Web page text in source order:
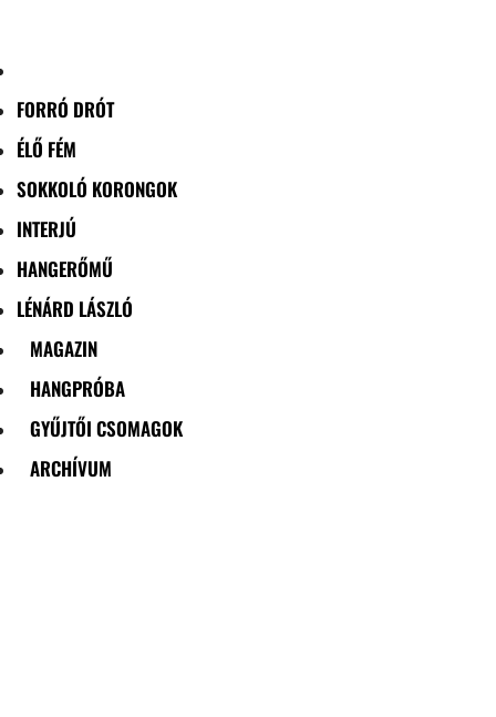
FORRÓ DRÓT
ÉLŐ FÉM
SOKKOLÓ KORONGOK
INTERJÚ
HANGERŐMŰ
LÉNÁRD LÁSZLÓ
MAGAZIN
HANGPRÓBA
GYŰJTŐI CSOMAGOK
ARCHÍVUM